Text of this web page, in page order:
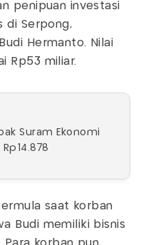
penipuan investasi
di Serpong,
Hermanto. Nilai
Rp53 miliar.
Suram Ekonomi
saat korban
Budi memiliki bisnis